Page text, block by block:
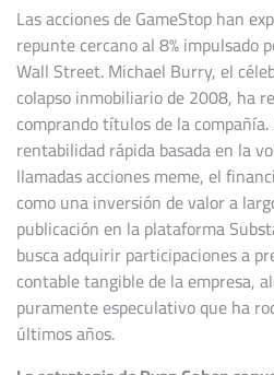
Las acciones de GameStop han
repunte cercano al 8% impulsado
Wall Street. Michael Burry, el
colapso inmobiliario de 2008, ha
comprando títulos de la
rentabilidad rápida basada en la
llamadas acciones meme, el
como una inversión de valor a
publicación en la plataforma
busca adquirir participaciones a
contable tangible de la empresa,
puramente especulativo que ha
últimos años.